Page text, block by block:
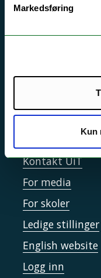
Markedsføring
Kun
Si ifra!
Kontakt UiT
For media
For skoler
Ledige stillinger
English website
Logg inn